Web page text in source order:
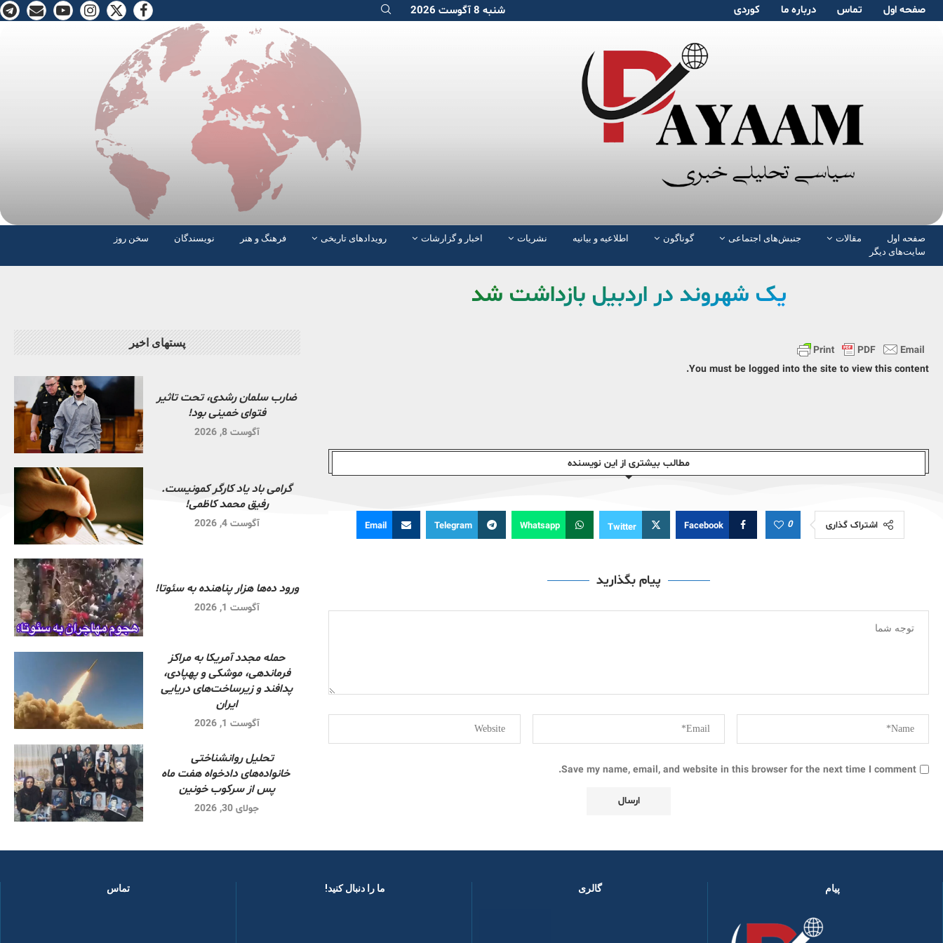
صفحە اول تماس دربارە ما کوردی شنبه 8 آگوست 2026
صفحە اول مقالات جنبش‌های اجتماعی گوناگون اطلاعیه و بیانیه نشریات اخبار و گزارشات رویدادهای تاریخی فرهنگ و هنر نویسندگان
سخن روز
سایت‌های دیگر
یک شهروند در اردبیل بازداشت شد
You must be logged into the site to view this content.
مطالب بیشتری از این نویسندە
اشتراک گذاری 0
Facebook
Twitter
Whatsapp
Telegram
Email
پیام بگذارید
Save my name, email, and website in this browser for the next time I comment.
پستهای اخیر
ضارب سلمان رشدی، تحت تاثیر
فتوای خمینی بود!
آگوست 8, 2026
گرامی باد یاد کارگر کمونیست.
رفیق محمد کاظمی!
آگوست 4, 2026
ورود ده‌ها هزار پناهنده به سئوتا!
آگوست 1, 2026
حمله مجدد آمریکا به مراکز
فرماندهی، موشکی و پهپادی،
پدافند و زیرساخت‌های دریایی
ایران
آگوست 1, 2026
تحلیل روانشناختی
خانواده‌های دادخواه هفت ماه
پس از سرکوب خونین
جولای 30, 2026
پیام گالری ما را دنبال کنید! ​ تماس